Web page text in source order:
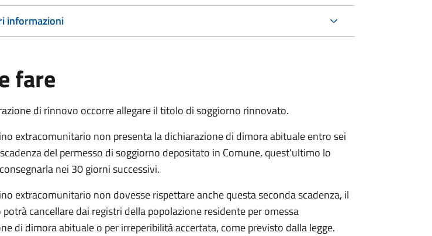
informazioni
fare
di rinnovo occorre allegare il titolo di soggiorno rinnovato.
extracomunitario non presenta la dichiarazione di dimora abituale entro sei
del permesso di soggiorno depositato in Comune, quest'ultimo lo
nei 30 giorni successivi.
extracomunitario non dovesse rispettare anche questa seconda scadenza, il
potrà cancellare dai registri della popolazione residente per omessa
di dimora abituale o per irreperibilità accertata, come previsto dalla legge.